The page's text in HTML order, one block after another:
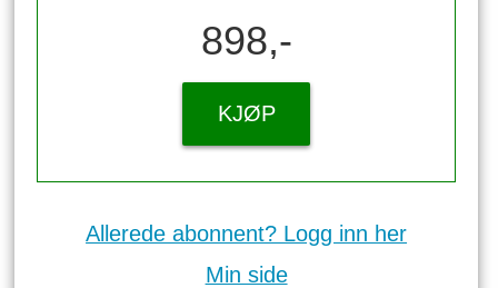
898,-
KJØP
Allerede abonnent? Logg inn her
Min side